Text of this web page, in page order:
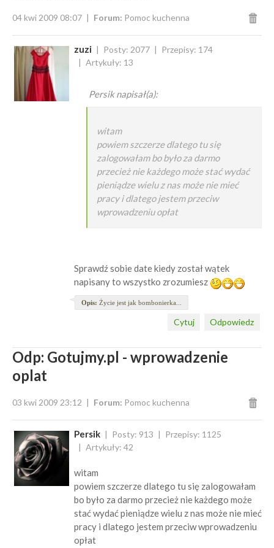
04 kwi 2009 08:07 Forum: Pomoc kuchenna
zuzi Posty: 2077
Przepisy: 174
Artykuły: 13
Persik napisał(a):
witam
powiem szczerze dlatego tu się
zalogowałam bo było za darmo
przecież nie każdego może stać wydać
pieniądze wielu z nas może nie mieć
pracy i dlatego jestem przeciw
wprowadzeniu opłat
Sprawdź sobie date kiedy został wątek
napisany to wszystko zrozumiesz
Opis: Życie jest jak bombonierka...
Odpowiedz
Cytuj
Odp: Gotujmy.pl - wprowadzenie
oplat
03 kwi 2009 23:12 Forum: Pomoc kuchenna
Persik Posty: 913
Przepisy: 1125
Artykuły: 42
witam
powiem szczerze dlatego tu się zalogowałam
bo było za darmo przecież nie każdego może
stać wydać pieniądze wielu z nas może nie mieć
pracy i dlatego jestem przeciw wprowadzeniu
opłat